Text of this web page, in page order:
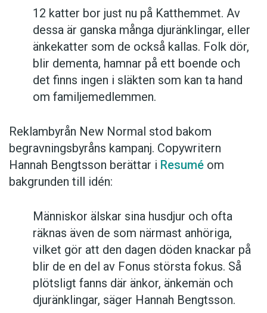
12 katter bor just nu på Katthemmet. Av
dessa är ganska många djuränklingar, eller
änkekatter som de också kallas. Folk dör,
blir dementa, hamnar på ett boende och
det finns ingen i släkten som kan ta hand
om familjemedlemmen.
Reklambyrån New Normal stod bakom
begravningsbyråns kampanj. Copywritern
Hannah Bengtsson berättar i Resumé om
bakgrunden till idén:
Människor älskar sina husdjur och ofta
räknas även de som närmast anhöriga,
vilket gör att den dagen döden knackar på
blir de en del av Fonus största fokus. Så
plötsligt fanns där änkor, änkemän och
djuränklingar, säger Hannah Bengtsson.